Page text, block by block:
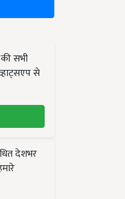
सभी
से
देशभर